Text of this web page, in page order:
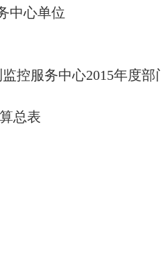
中心单位
控服务中心2015年度
总表